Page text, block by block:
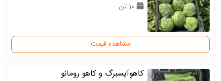
10 تن
مشاهده قیمت
کاهوآیسبرگ و کاهو رومانو